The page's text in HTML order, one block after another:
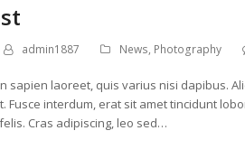
admin1887 News, Photography
sapien laoreet, quis varius nisi dapibus.
Fusce interdum, erat sit amet tincidunt
Cras adipiscing, leo sed…